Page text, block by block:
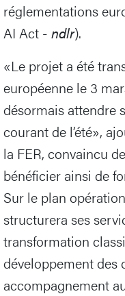
réglementations
AI Act - ndlr).
«Le projet a été
européenne le 3
désormais attendre
courant de l’été»,
la FER, convaincu
bénéficier ainsi de
Sur le plan
structurera ses
transformation
développement des
accompagnement